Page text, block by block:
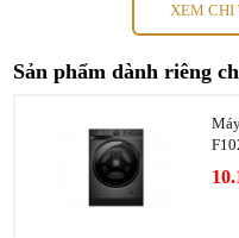
Dung tích ngăn chuyển đổi
Số người sử dụng
Số cánh cửa
Công nghệ tiết kiệm điện
XEM CHI
Sản phẩm dành riêng